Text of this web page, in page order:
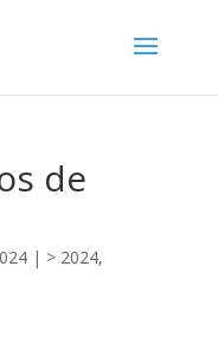
de
| > 2024,